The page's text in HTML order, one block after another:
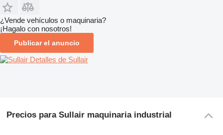
¿Vende vehículos o maquinaria?
¡Hagalo con nosotros!
Publicar el anuncio
Detalles de Sullair
Precios para Sullair maquinaria industrial